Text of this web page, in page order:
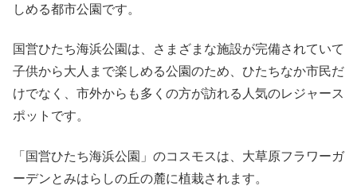
しめる都市公園です。
国営ひたち海浜公園は、さまざまな施設が完備されていて
子供から大人まで楽しめる公園のため、ひたちなか市民だ
けでなく、市外からも多くの方が訪れる人気のレジャース
ポットです。
「国営ひたち海浜公園」のコスモスは、大草原フラワーガ
ーデンとみはらしの丘の麓に植栽されます。